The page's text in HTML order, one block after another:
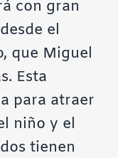
con gran
el
que Miguel
Esta
para atraer
niño y el
tienen